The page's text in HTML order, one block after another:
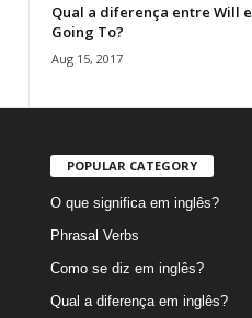
Qual a diferença entre Will e
Going To?
Aug 15, 2017
POPULAR CATEGORY
O que significa em inglês?
Phrasal Verbs
Como se diz em inglês?
Qual a diferença em inglês?